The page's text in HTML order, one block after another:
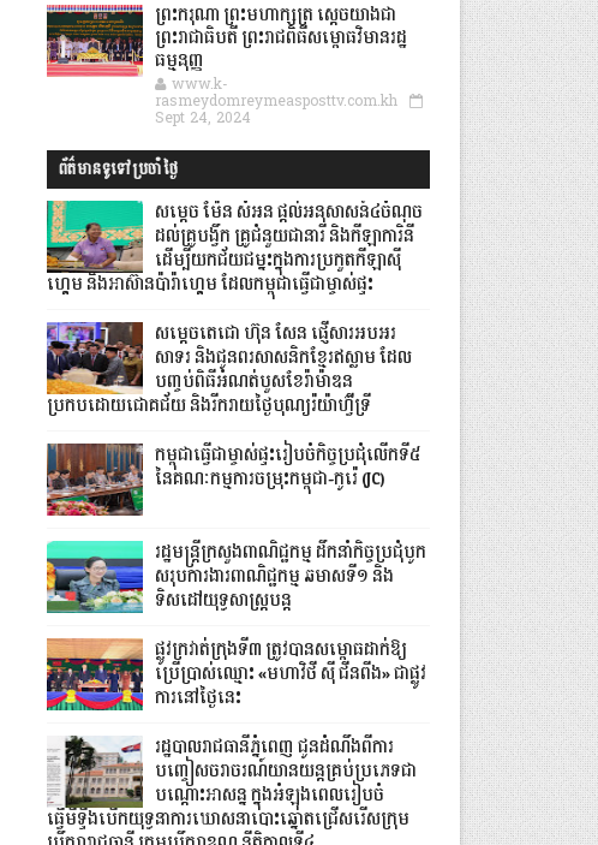
ព្រះករុណា ព្រះមហាក្សត្រ ស្តេចយាងជា
ព្រះរាជាធិបតី ព្រះរាជពិធីសម្ពោធវិមានរដ្ឋ
ធម្មនុញ្ញ
www.k-
rasmeydomreymeasposttv.com.kh
Sept 24, 2024
ព័ត៌មានទូទៅប្រចាំថ្ងៃ
សម្តេច ម៉ែន សំអន ផ្តល់អនុសាសន៍៤ចំណុច
ដល់គ្រូបង្វឹក គ្រូជំនួយជានារី និងកីឡាការិនី
ដើម្បីយកជ័យជម្នះក្នុងការប្រកួតកីឡាស៊ី
ហ្គេម និងអាស៊ានប៉ារ៉ាហ្គេម ដែលកម្ពុជាធ្វើជាម្ចាស់ផ្ទះ
សម្ដេចតេជោ ហ៊ុន សែន ផ្ញើសារអបអរ
សាទរ និងជូនពរសាសនិកខ្មែរឥស្លាម ដែល
បញ្ចប់ពិធីអំណត់បួសខែរ៉ាម៉ាឌន
ប្រកបដោយជោគជ័យ និងរីករាយថ្ងៃបុណ្យរ៉យ៉ាហ៊្វីទ្រី
កម្ពុជាធ្វើជាម្ចាស់ផ្ទះរៀបចំកិច្ចប្រជុំលើកទី៥
នៃគណៈកម្មការចម្រុះកម្ពុជា-កូរ៉េ (JC)
រដ្ឋមន្ត្រីក្រសួងពាណិជ្ជកម្ម ដឹកនាំកិច្ចប្រជុំបូក
សរុបការងារពាណិជ្ជកម្ម ឆមាសទី១ និង
ទិសដៅយុទ្ធសាស្រ្តបន្ត
ផ្លូវក្រវាត់ក្រុងទី៣ ត្រូវបានសម្ពោធដាក់ឱ្យ
ប្រើប្រាស់ឈ្មោះ «មហាវិថី ស៊ី ជីនពីង» ជាផ្លូវ
ការនៅថ្ងៃនេះ
រដ្ឋបាលរាជធានីភ្នំពេញ ជូនដំណឹងពីការ
បញ្ចៀសចរាចរណ៍យានយន្តគ្រប់ប្រភេទជា
បណ្តោះអាសន្ន ក្នុងអំឡុងពេលរៀបចំ
ធ្វើមីទ្ទីងបើកយុទ្ធនាការឃោសនាបោះឆ្នោតជ្រើសរើសក្រុម